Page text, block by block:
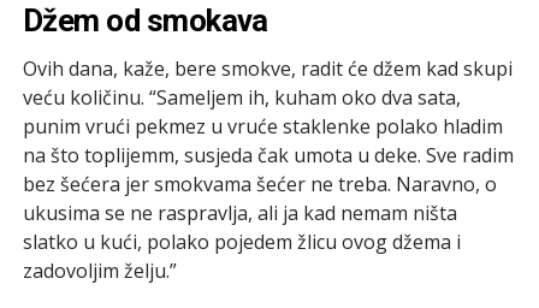
Džem od smokava
Ovih dana, kaže, bere smokve, radit će džem kad skupi
veću količinu. “Sameljem ih, kuham oko dva sata,
punim vrući pekmez u vruće staklenke polako hladim
na što toplijemm, susjeda čak umota u deke. Sve radim
bez šećera jer smokvama šećer ne treba. Naravno, o
ukusima se ne raspravlja, ali ja kad nemam ništa
slatko u kući, polako pojedem žlicu ovog džema i
zadovoljim želju.”